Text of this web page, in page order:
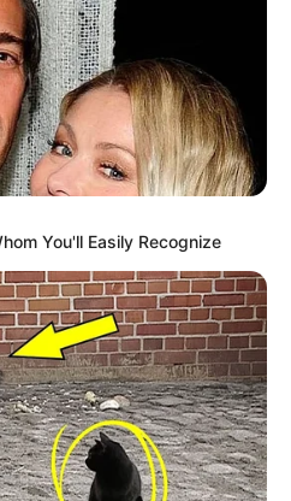
You'll Easily Recognize